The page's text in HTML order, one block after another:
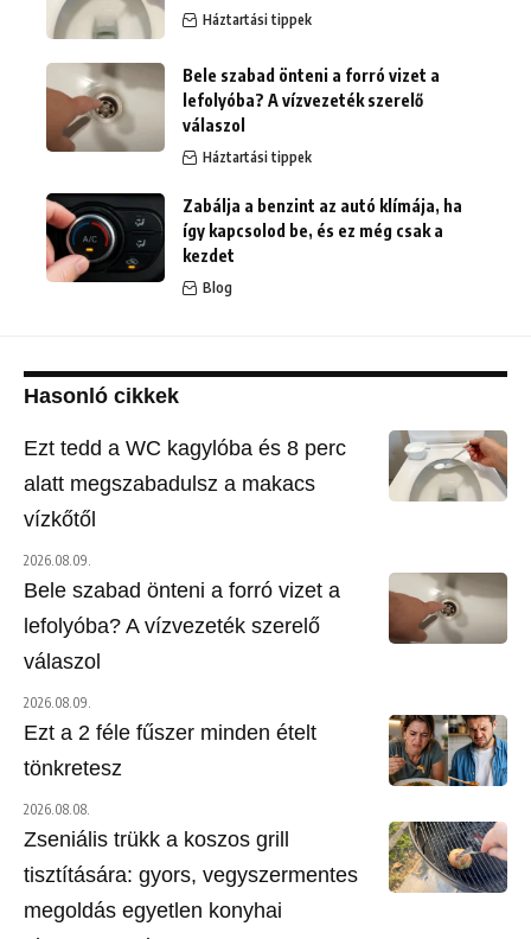
Háztartási tippek
Bele szabad önteni a forró vizet a
lefolyóba? A vízvezeték szerelő
válaszol
Háztartási tippek
Zabálja a benzint az autó klímája, ha
így kapcsolod be, és ez még csak a
kezdet
Blog
Hasonló cikkek
Ezt tedd a WC kagylóba és 8 perc
alatt megszabadulsz a makacs
vízkőtől
2026.08.09.
Bele szabad önteni a forró vizet a
lefolyóba? A vízvezeték szerelő
válaszol
2026.08.09.
Ezt a 2 féle fűszer minden ételt
tönkretesz
2026.08.08.
Zseniális trükk a koszos grill
tisztítására: gyors, vegyszermentes
megoldás egyetlen konyhai